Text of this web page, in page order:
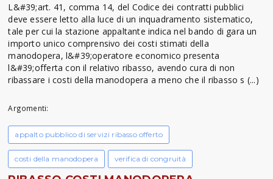
L&#39;art. 41, comma 14, del Codice dei contratti pubblici
deve essere letto alla luce di un inquadramento sistematico,
tale per cui la stazione appaltante indica nel bando di gara un
importo unico comprensivo dei costi stimati della
manodopera, l&#39;operatore economico presenta
l&#39;offerta con il relativo ribasso, avendo cura di non
ribassare i costi della manodopera a meno che il ribasso s (...)
Argomenti:
appalto pubblico di servizi ribasso offerto
costi della manodopera verifica di congruità